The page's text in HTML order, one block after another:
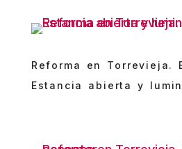
Reforma en Torrevieja.
Estancia abierta y